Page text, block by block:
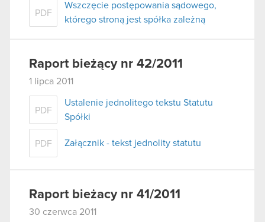
PDF
Wszczęcie postępowania sądowego,
którego stroną jest spółka zależną
Raport bieżący nr 42/2011
1 lipca 2011
PDF
Ustalenie jednolitego tekstu Statutu
Spółki
PDF Załącznik - tekst jednolity statutu
Raport bieżacy nr 41/2011
30 czerwca 2011